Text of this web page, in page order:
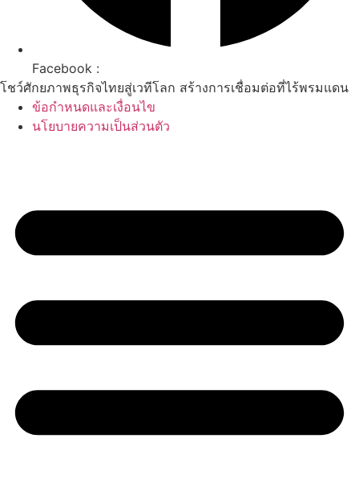
Facebook :
โชว์ศักยภาพธุรกิจไทยสู่เวทีโลก สร้างการเชื่อมต่อที่ไร้พรมแดน
ข้อกำหนดและเงื่อนไข
นโยบายความเป็นส่วนตัว